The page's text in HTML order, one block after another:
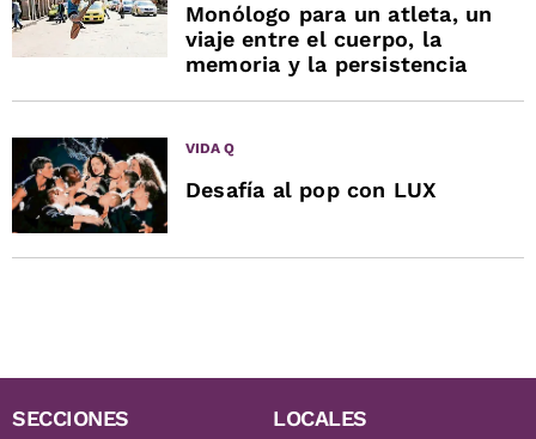
Monólogo para un atleta, un
viaje entre el cuerpo, la
memoria y la persistencia
VIDA Q
Desafía al pop con LUX
SECCIONES LOCALES